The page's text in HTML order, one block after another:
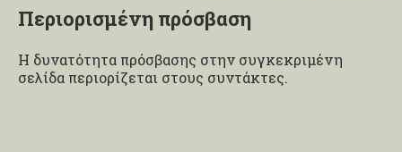
Περιορισμένη πρόσβαση
Η δυνατότητα πρόσβασης στην συγκεκριμένη
σελίδα περιορίζεται στους συντάκτες.